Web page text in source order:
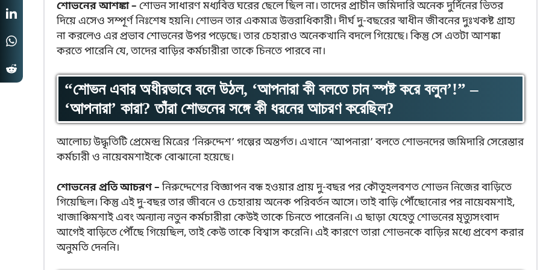
শোভনের আশঙ্কা – শোভন সাধারণ মধ্যবিত্ত ঘরের ছেলে ছিল না। তাদের প্রাচীন জমিদারি অনেক দুর্দিনের ভিতর
দিয়ে এসেও সম্পূর্ণ নিঃশেষ হয়নি। শোভন তার একমাত্র উত্তরাধিকারী। দীর্ঘ দু-বছরের স্বাধীন জীবনের দুঃখকষ্ট গ্রাহ্য
না করলেও এর প্রভাব শোভনের উপর পড়েছে। তার চেহারাও অনেকখানি বদলে গিয়েছে। কিন্তু সে এতটা আশঙ্কা
করতে পারেনি যে, তাদের বাড়ির কর্মচারীরা তাকে চিনতে পারবে না।
“শোভন এবার অধীরভাবে বলে উঠল, ‘আপনারা কী বলতে চান স্পষ্ট করে বলুন’!” –
‘আপনারা’ কারা? তাঁরা শোভনের সঙ্গে কী ধরনের আচরণ করেছিল?
আলোচ্য উদ্ধৃতিটি প্রেমেন্দ্র মিত্রের ‘নিরুদ্দেশ’ গল্পের অন্তর্গত। এখানে ‘আপনারা’ বলতে শোভনদের জমিদারি সেরেস্তার
কর্মচারী ও নায়েবমশাইকে বোঝানো হয়েছে।
শোভনের প্রতি আচরণ –নিরুদ্দেশের বিজ্ঞাপন বন্ধ হওয়ার প্রায় দু-বছর পর কৌতূহলবশত শোভন নিজের বাড়িতে
গিয়েছিল। কিন্তু এই দু-বছর তার জীবনে ও চেহারায় অনেক পরিবর্তন আসে। তাই বাড়ি পৌঁছোনোর পর নায়েবমশাই,
খাজাঞ্চিমশাই এবং অন্যান্য নতুন কর্মচারীরা কেউই তাকে চিনতে পারেননি। এ ছাড়া যেহেতু শোভনের মৃত্যুসংবাদ
আগেই বাড়িতে পৌঁছে গিয়েছিল, তাই কেউ তাকে বিশ্বাস করেনি। এই কারণে তারা শোভনকে বাড়ির মধ্যে প্রবেশ করার
অনুমতি দেননি।